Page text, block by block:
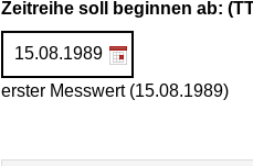
Zeitreihe soll beginnen ab:
erster Messwert (15.08.1989)